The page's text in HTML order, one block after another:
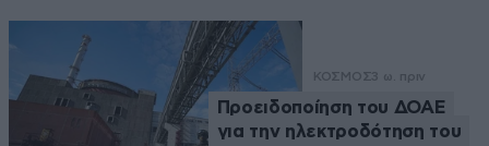
ΚΟΣΜΟΣ3 ω. πριν
Προειδοποίηση του ΔΟΑΕ
για την ηλεκτροδότηση του